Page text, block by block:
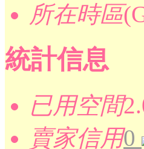
所在時區
統計信息
已用空間
賣家信用0